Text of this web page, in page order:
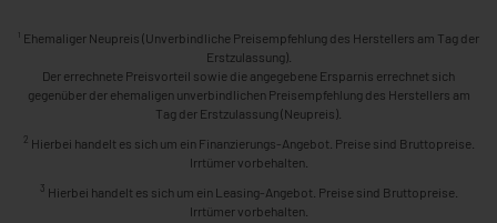
1 Ehemaliger Neupreis (Unverbindliche Preisempfehlung des Herstellers am Tag der
Erstzulassung).
Der errechnete Preisvorteil sowie die angegebene Ersparnis errechnet sich
gegenüber der ehemaligen unverbindlichen Preisempfehlung des Herstellers am
Tag der Erstzulassung (Neupreis).
2 Hierbei handelt es sich um ein Finanzierungs-Angebot. Preise sind Bruttopreise.
Irrtümer vorbehalten.
3 Hierbei handelt es sich um ein Leasing-Angebot. Preise sind Bruttopreise.
Irrtümer vorbehalten.